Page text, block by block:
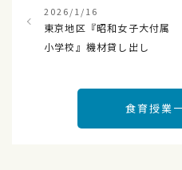
2026/1/16
東京地区『昭和女子大付属
小学校』機材貸し出し
食育授業